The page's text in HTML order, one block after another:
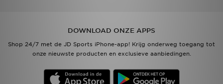
DOWNLOAD ONZE APPS
Shop 24/7 met de JD Sports iPhone-app! Krijg onderweg toegang tot
onze nieuwste producten en exclusieve aanbiedingen.